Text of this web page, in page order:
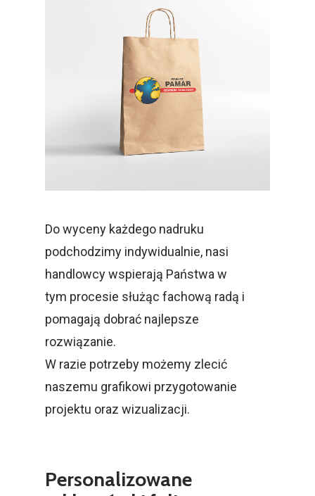
Do wyceny każdego nadruku
podchodzimy indywidualnie, nasi
handlowcy wspierają Państwa w
tym procesie służąc fachową radą i
pomagają dobrać najlepsze
rozwiązanie.
W razie potrzeby możemy zlecić
naszemu grafikowi przygotowanie
projektu oraz wizualizacji.
Personalizowane